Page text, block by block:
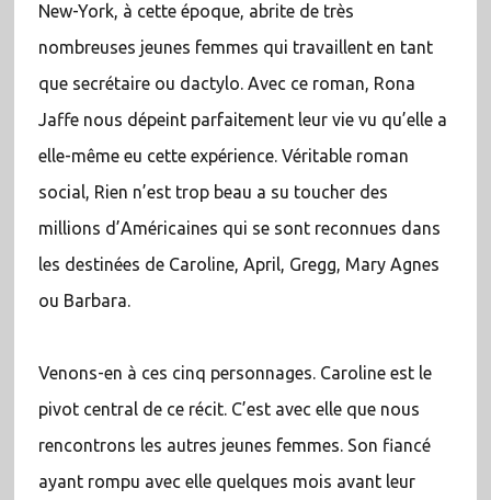
New-York, à cette époque, abrite de très
nombreuses jeunes femmes qui travaillent en tant
que secrétaire ou dactylo. Avec ce roman, Rona
Jaffe nous dépeint parfaitement leur vie vu qu’elle a
elle-même eu cette expérience. Véritable roman
social, Rien n’est trop beau a su toucher des
millions d’Américaines qui se sont reconnues dans
les destinées de Caroline, April, Gregg, Mary Agnes
ou Barbara.
Venons-en à ces cinq personnages. Caroline est le
pivot central de ce récit. C’est avec elle que nous
rencontrons les autres jeunes femmes. Son fiancé
ayant rompu avec elle quelques mois avant leur